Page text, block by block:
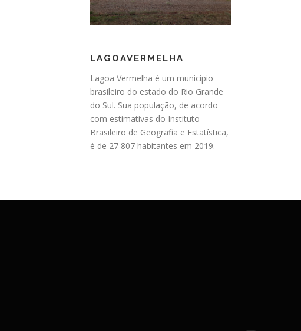
LAGOAVERMELHA
Lagoa Vermelha é um município
brasileiro do estado do Rio Grande
do Sul. Sua população, de acordo
com estimativas do Instituto
Brasileiro de Geografia e Estatística,
é de 27 807 habitantes em 2019.